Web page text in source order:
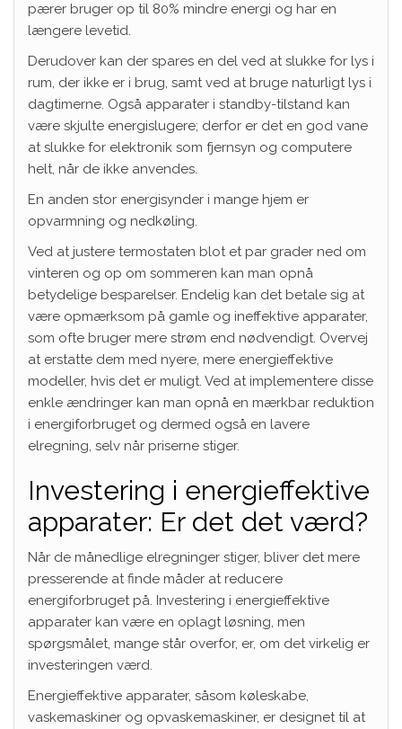
pærer bruger op til 80% mindre energi og har en
længere levetid.
Derudover kan der spares en del ved at slukke for lys i
rum, der ikke er i brug, samt ved at bruge naturligt lys i
dagtimerne. Også apparater i standby-tilstand kan
være skjulte energislugere; derfor er det en god vane
at slukke for elektronik som fjernsyn og computere
helt, når de ikke anvendes.
En anden stor energisynder i mange hjem er
opvarmning og nedkøling.
Ved at justere termostaten blot et par grader ned om
vinteren og op om sommeren kan man opnå
betydelige besparelser. Endelig kan det betale sig at
være opmærksom på gamle og ineffektive apparater,
som ofte bruger mere strøm end nødvendigt. Overvej
at erstatte dem med nyere, mere energieffektive
modeller, hvis det er muligt. Ved at implementere disse
enkle ændringer kan man opnå en mærkbar reduktion
i energiforbruget og dermed også en lavere
elregning, selv når priserne stiger.
Investering i energieffektive
apparater: Er det det værd?
Når de månedlige elregninger stiger, bliver det mere
presserende at finde måder at reducere
energiforbruget på. Investering i energieffektive
apparater kan være en oplagt løsning, men
spørgsmålet, mange står overfor, er, om det virkelig er
investeringen værd.
Energieffektive apparater, såsom køleskabe,
vaskemaskiner og opvaskemaskiner, er designet til at